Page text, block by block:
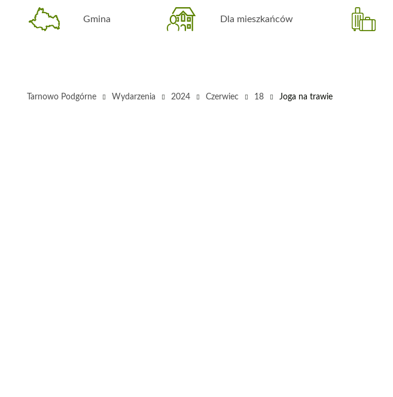
Gmina Dla mieszkańców
Tarnowo Podgórne Wydarzenia 2024 Czerwiec 18 Joga na trawie